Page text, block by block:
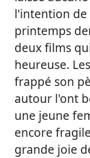
l'intention de
printemps
deux films
heureuse.
frappé son
autour l'ont
une jeune
encore
grande joie